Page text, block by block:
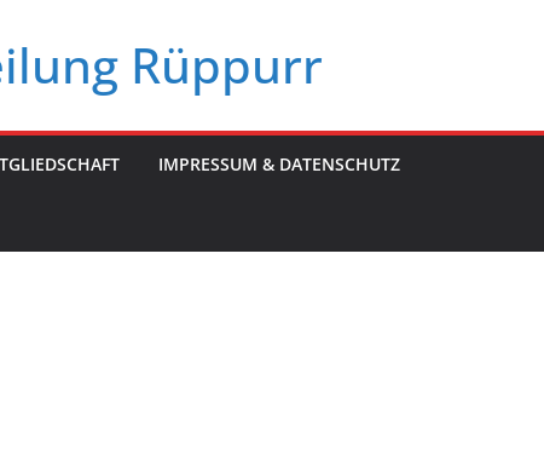
Rüppurr
IMPRESSUM & DATENSCHUTZ